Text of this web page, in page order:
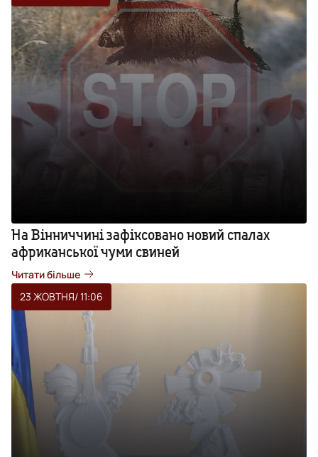
На Вінниччині зафіксовано новий спалах
африканської чуми свиней
Читати більше
23 ЖОВТНЯ/ 11:06